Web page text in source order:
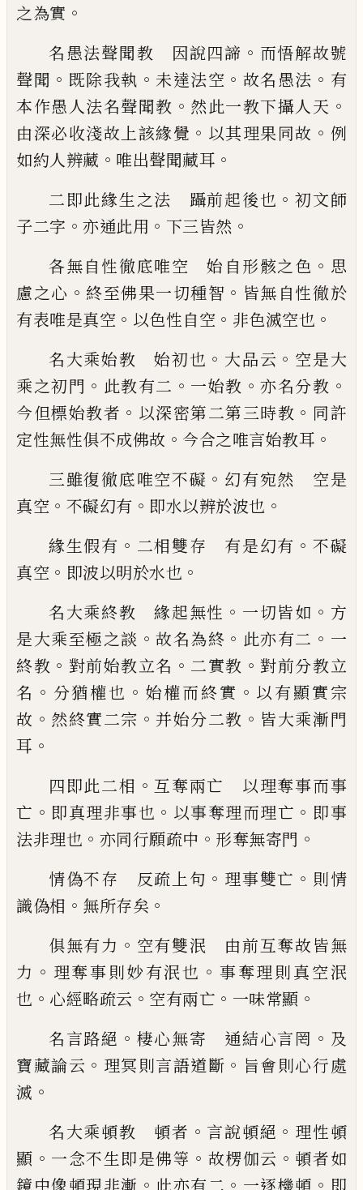
之為實 。
名愚法聲聞教 因說四諦 。 而悟解故號
聲聞 。 既除我執 。 未達法空 。 故名愚法 。 有
本作愚人法名聲聞教 。 然此一教下攝人天 。
由深必收淺故上該緣覺 。 以其理果同故 。 例
如約人辨藏 。 唯出聲聞藏耳 。
二即此緣生之法 躡前起後也 。初文師
子二字 。 亦通此用 。 下三皆然 。
各無自性徹底唯空 始自形骸之色 。 思
慮之心 。 終至佛果一切種智 。 皆無自性徹於
有表唯是真空 。 以色性自空 。 非色滅空也 。
名大乘始教 始初也 。 大品云 。 空是大
乘之初門 。 此教有二 。 一始教 。亦名分教 。
今但標始教者 。 以深密第二第三時教 。 同許
定性無性俱不成佛故 。 今合之唯言始教耳 。
三雖復徹底唯空不礙 。 幻有宛然 空是
真空 。 不礙幻有 。 即水以辨於波也 。
緣生假有 。 二相雙存 有是幻有 。 不礙
真空 。 即波以明於水也 。
名大乘終教 緣起無性 。 一切皆如 。 方
是大乘至極之談 。故名為終 。 此亦有二 。 一
終教 。 對前始教立名 。 二實教 。對前分教立
名 。 分猶權也 。 始權而終實 。 以有顯實宗
故 。 然終實二宗 。 并始分二教 。 皆大乘漸門
耳 。
四即此二相 。 互奪兩亡 以理奪事而事
亡 。 即真理非事也 。 以事奪理而理亡 。 即事
法非理也 。 亦同行願疏中 。 形奪無寄門 。
情偽不存 反疏上句 。 理事雙亡 。 則情
識偽相 。 無所存矣 。
俱無有力 。 空有雙泯 由前互奪故皆無
力 。 理奪事則妙有泯也 。 事奪理則真空泯
也 。 心經略疏云 。 空有兩亡 。 一味常顯 。
名言路絕 。 棲心無寄 通結心言罔 。 及
寶藏論云 。 理冥則言語道斷 。 旨會則心行處
滅 。
名大乘頓教 頓者 。 言說頓絕 。 理性頓
顯 。 一念不生即是佛等 。 故楞伽云 。 頓者如
鏡中像頓現非漸 。 此亦有二 。 一逐機頓 。 即